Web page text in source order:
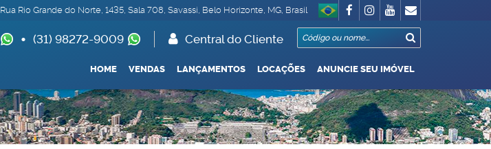
Rua Rio Grande do Norte, 1435, Sala 708, Savassi, Belo Horizonte, MG, Brasil
Central do Cliente
(31) 98272-9009
ANUNCIE SEU IMÓVEL
LOCAÇÕES
LANÇAMENTOS
VENDAS
HOME